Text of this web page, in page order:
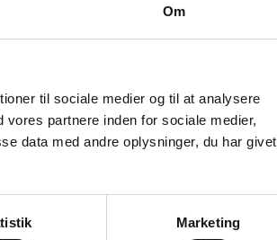
Om
til sociale medier og til at analysere
partnere inden for sociale medier,
data med andre oplysninger, du har givet
Marketing
af vores
efter dine
vi klar til at